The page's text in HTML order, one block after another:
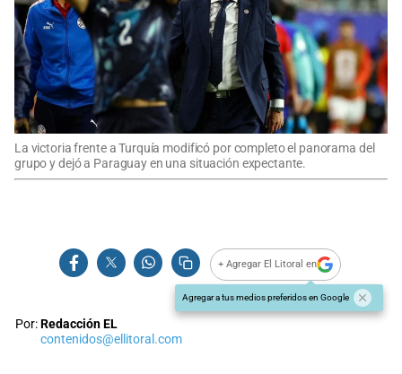
La victoria frente a Turquía modificó por completo el panorama del
grupo y dejó a Paraguay en una situación expectante.
+ Agregar El Litoral en
Agregar a tus medios preferidos en Google
Por:Redacción EL
contenidos@ellitoral.com